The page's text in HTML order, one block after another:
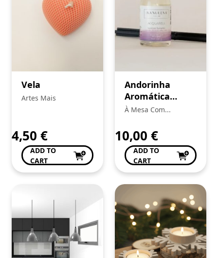
Vela
Artes Mais
4,50 €
ADD TO
CART
Andorinha
Aromática
Branca
À Mesa Com...
10,00 €
ADD TO
CART